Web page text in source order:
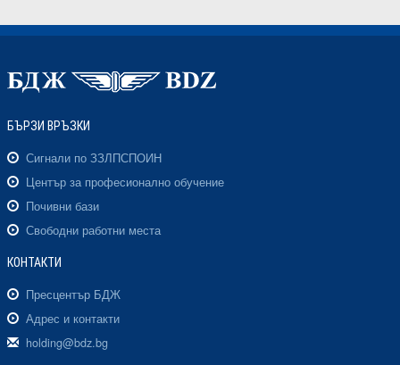
БЪРЗИ ВРЪЗКИ
Сигнали по ЗЗЛПСПОИН
Център за професионално обучение
Почивни бази
Свободни работни места
КОНТАКТИ
Пресцентър БДЖ
Адрес и контакти
holding@bdz.bg